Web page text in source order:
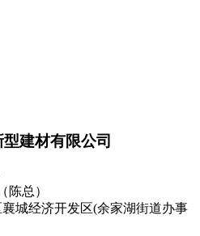
建材有限公司
陈总）
城经济开发区(余家湖街道办事